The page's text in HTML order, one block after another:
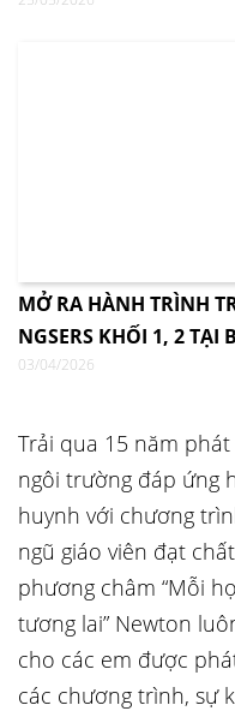
MỞ RA HÀNH TRÌNH
NGSERS KHỐI 1, 2 TẠI
03/04/2026
Trải qua 15 năm
ngôi trường đáp ứng
huynh với chương
ngũ giáo viên đạt
phương châm “Mỗi
tương lai” Newton
cho các em được
các chương trình, sự